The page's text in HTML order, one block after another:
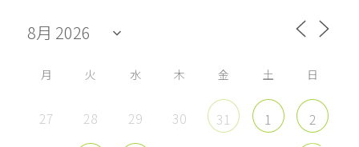
を
Facebook
示
を
Twitter
を
Instagram
YouTube
示
月 火 水 木 金 土 日
27 28 29 30 31 1 2